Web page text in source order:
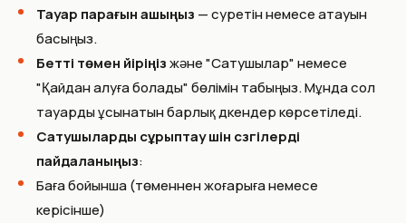
Тауар парағын ашыңыз — суретін немесе атауын
басыңыз.
Бетті төмен үйіріңізжәне "Сатушылар" немесе
"Қайдан алуға болады" бөлімін табыңыз. Мұнда сол
тауарды ұсынатын барлық дүкендер көрсетіледі.
Сатушыларды сұрыптау үшін сүзгілерді
пайдаланыңыз:
Баға бойынша (төменнен жоғарыға немесе
керісінше)